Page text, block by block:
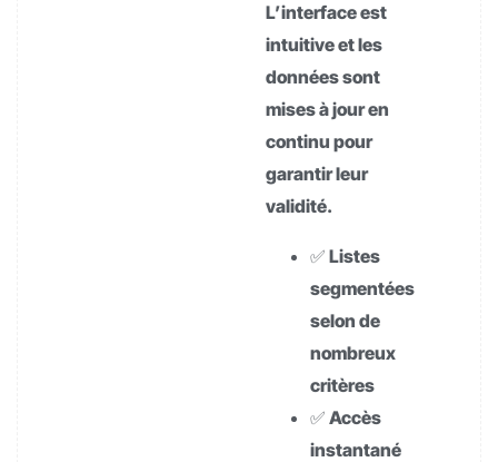
L’interface est
intuitive et les
données sont
mises à jour en
continu pour
garantir leur
validité.
✅ Listes
segmentées
selon de
nombreux
critères
✅ Accès
instantané